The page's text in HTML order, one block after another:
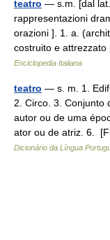
teatro — s.m. [dal
rappresentazioni
orazioni ]. 1. a.
costruito e
Enciclopedia Italiana
teatro — s. m. 1.
2. Circo. 3. Conjunto
autor ou de uma
ator ou de atriz. 6.
Dicionário da Língua